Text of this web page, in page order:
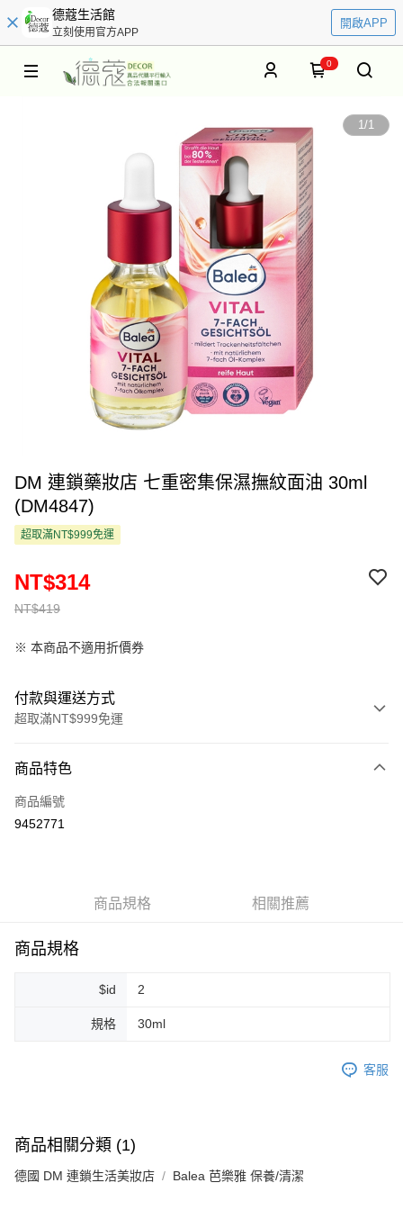
德蔻生活館
立刻使用官方APP
開啟APP
0
1/1
DM 連鎖藥妝店 七重密集保濕撫紋面油 30ml
(DM4847)
超取滿NT$999免運
NT$419
NT$314
※ 本商品不適用折價券
付款與運送方式
超取滿NT$999免運
信用卡一次付款
超商取貨付款
悠遊付
全家純取貨 (先付款
每筆NT$80，滿NT$999(含以上)免運費
商品特色
商品編號
9452771
商品規格 相關推薦
商品規格
$id 2
規格 30ml
客服
商品相關分類 (1)
德國 DM 連鎖生活美妝店 Balea 芭樂雅 保養/清潔